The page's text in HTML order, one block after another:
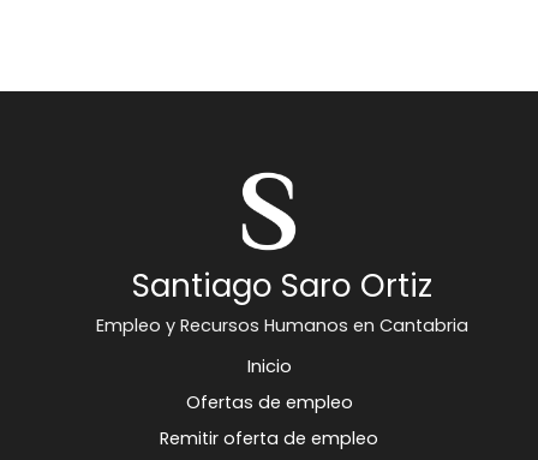
Santiago Saro Ortiz
Empleo y Recursos Humanos en Cantabria
Inicio
Ofertas de empleo
Remitir oferta de empleo